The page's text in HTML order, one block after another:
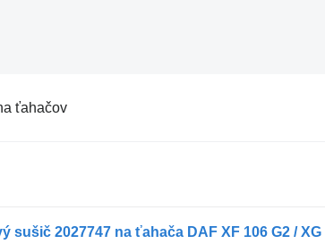
ťahačov
sušič 2027747 na ťahača DAF XF 106 G2 / XG